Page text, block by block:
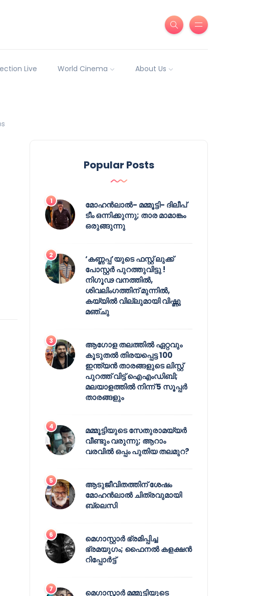
Live World Cinema About Us
Popular Posts
മോഹൻലാൽ- മമ്മൂട്ടി- ദിലീപ്
ടീം ഒന്നിക്കുന്നു; താര മാമാങ്കം
ഒരുങ്ങുന്നു
‘കണ്ണപ്പ’യുടെ ഫസ്റ്റ് ലുക്ക്
പോസ്റ്റർ പുറത്തുവിട്ടു !
നിഗൂഢ വനത്തിൽ,
ശിവലിംഗത്തിന് മുന്നിൽ,
കയ്യിൽ വില്ലുമായി വിഷ്ണു
മഞ്ചു
ആഗോള തലത്തിൽ ഏറ്റവും
കൂടുതൽ തിരയപ്പെട്ട 100
ഇന്ത്യൻ താരങ്ങളുടെ ലിസ്റ്റ്
പുറത്ത് വിട്ട് ഐഎംഡിബി;
മലയാളത്തിൽ നിന്ന് 5 സൂപ്പർ
താരങ്ങളും
മമ്മൂട്ടിയുടെ സേതുരാമയ്യർ
വീണ്ടും വരുന്നു; ആറാം
വരവിൽ ഒപ്പം പുതിയ തലമുറ?
ആടുജീവിതത്തിന് ശേഷം
മോഹൻലാൽ ചിത്രവുമായി
ബ്ലെസി
മെഗാസ്റ്റാർ ഭ്രമിപ്പിച്ച
ഭ്രമയുഗം; ഫൈനൽ കളക്ഷൻ
റിപ്പോർട്ട്
മെഗാസ്റ്റാർ മമ്മൂട്ടിയുടെ